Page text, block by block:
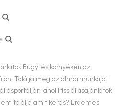
Bugyi és környékén az
Találja meg az álmai munkáját
ahol friss állásajánlatok
találja amit keres? Érdemes